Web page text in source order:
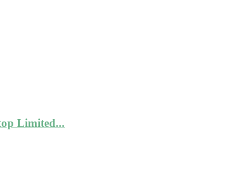
Limited...